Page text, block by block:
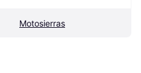
Motosierras